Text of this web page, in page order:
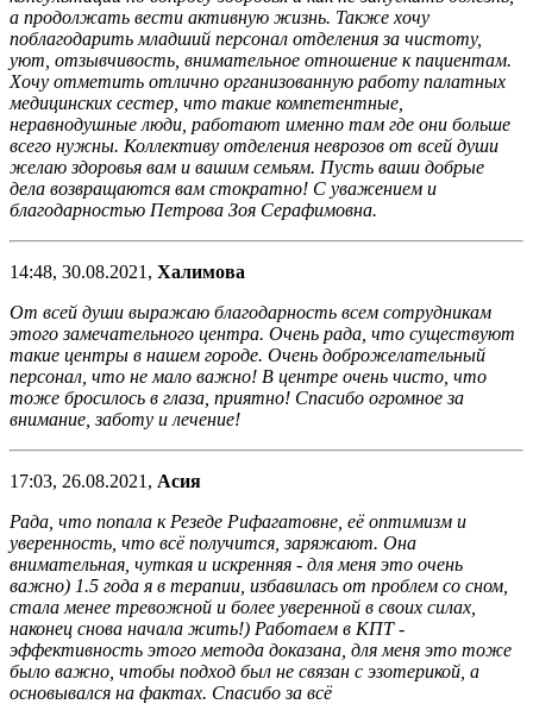
а продолжать вести активную жизнь. Также хочу
поблагодарить младший персонал отделения за чистоту,
уют, отзывчивость, внимательное отношение к пациентам.
Хочу отметить отлично организованную работу палатных
медицинских сестер, что такие компетентные,
неравнодушные люди, работают именно там где они больше
всего нужны. Коллективу отделения неврозов от всей души
желаю здоровья вам и вашим семьям. Пусть ваши добрые
дела возвращаются вам стократно! С уважением и
благодарностью Петрова Зоя Серафимовна.
14:48, 30.08.2021, Халимова
От всей души выражаю благодарность всем сотрудникам
этого замечательного центра. Очень рада, что существуют
такие центры в нашем городе. Очень доброжелательный
персонал, что не мало важно! В центре очень чисто, что
тоже бросилось в глаза, приятно! Спасибо огромное за
внимание, заботу и лечение!
17:03, 26.08.2021, Асия
Рада, что попала к Резеде Рифагатовне, её оптимизм и
уверенность, что всё получится, заряжают. Она
внимательная, чуткая и искренняя - для меня это очень
важно) 1.5 года я в терапии, избавилась от проблем со сном,
стала менее тревожной и более уверенной в своих силах,
наконец снова начала жить!) Работаем в КПТ -
эффективность этого метода доказана, для меня это тоже
было важно, чтобы подход был не связан с эзотерикой, а
основывался на фактах. Спасибо за всё